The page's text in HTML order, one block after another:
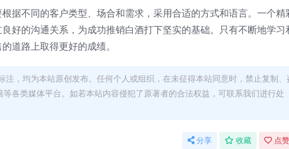
据不同的客户类型、场合和需求，采用合适的方式和语言。一个精
好的沟通关系，为成功推销白酒打下坚实的基础。只有不断地学习
道路上取得更好的成绩。
注，均为本站原创发布。任何个人或组织，在未征得本站同意时，禁止复制、
各类媒体平台。如若本站内容侵犯了原著者的合法权益，可联系我们进行处
分享 收藏 点